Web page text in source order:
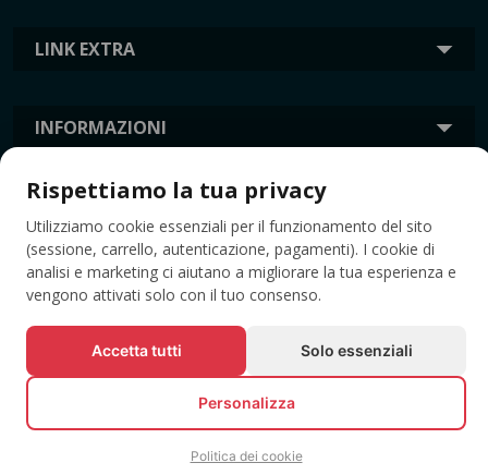
LINK EXTRA
INFORMAZIONI
TAG
© Tutti i diritti riservati EVENTBOOK SRL.
Rispettiamo la tua privacy
Utilizziamo cookie essenziali per il funzionamento del sito
(sessione, carrello, autenticazione, pagamenti). I cookie di
analisi e marketing ci aiutano a migliorare la tua esperienza e
vengono attivati solo con il tuo consenso.
Accetta tutti Solo essenziali
Personalizza
Politica dei cookie